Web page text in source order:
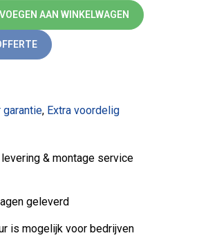
(enkel motor) aantal
AAN WINKELWAGEN
garantie, Extra voordelig
& montage service
geleverd
is mogelijk voor bedrijven